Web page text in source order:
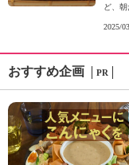
ど、
2025/
おすすめ企画 PR